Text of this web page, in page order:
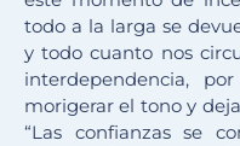
todo a la larga se
y todo cuanto nos
interdependencia,
morigerar el tono y
“Las confianzas se